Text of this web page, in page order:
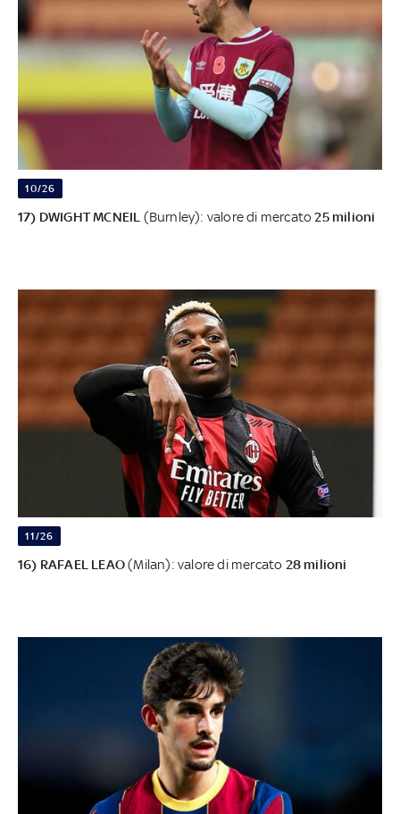
10/26
17) DWIGHT MCNEIL (Burnley): valore di mercato 25 milioni
11/26
16) RAFAEL LEAO(Milan): valore di mercato 28 milioni